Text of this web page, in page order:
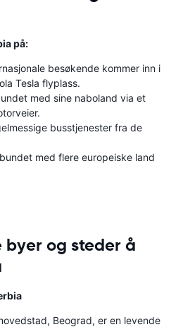
på:
besøkende kommer inn i
Tesla flyplass.
med sine naboland via et
busstjenester fra de
med flere europeiske land
og steder å
Beograd, er en levende